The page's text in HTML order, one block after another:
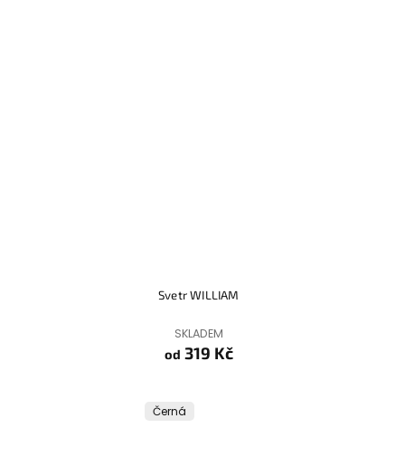
Svetr WILLIAM
SKLADEM
od 319 Kč
Černá